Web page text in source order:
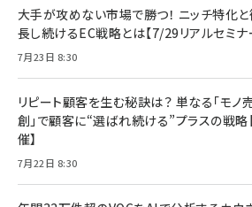
大手が攻めない市場で勝つ！ ニッチ特化
長し続けるEC戦略とは【7/29リアルセミナ
7月23日 8:30
リピート顧客を生む秘訣は？ 単なる「モノ
創」で顧客に“選ばれ続ける”プラスの戦略
催】
7月22日 8:30